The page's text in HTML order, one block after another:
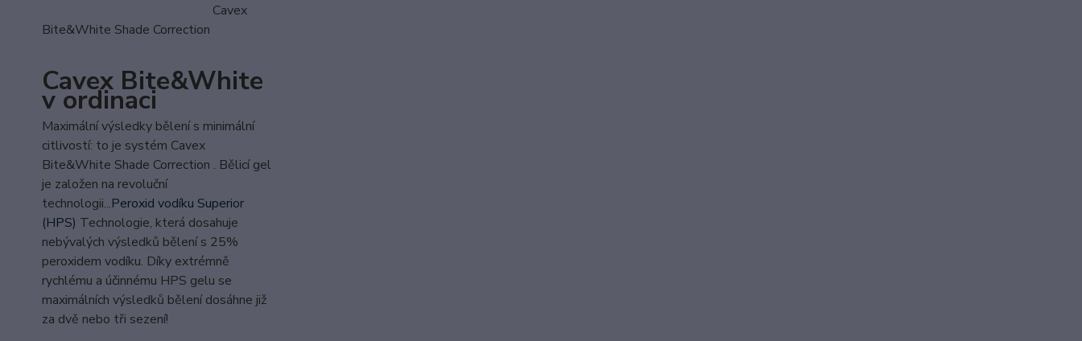
Cavex
Bite&White Shade Correction
Cavex Bite&White
v ordinaci
Maximální výsledky bělení s minimální
citlivostí: to je systém Cavex
Bite&White Shade Correction . Bělicí gel
je založen na revoluční
technologii...Peroxid vodíku Superior
(HPS) Technologie, která dosahuje
nebývalých výsledků bělení s 25%
peroxidem vodíku. Díky extrémně
rychlému a účinnému HPS gelu se
maximálních výsledků bělení dosáhne již
za dvě nebo tři sezení!